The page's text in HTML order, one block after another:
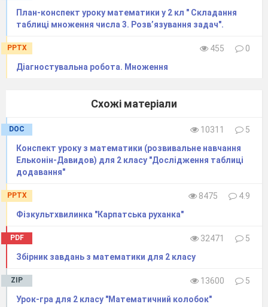
множення й
ділення. Назви
11.03.2024
71
робота №6.
13.03.2024
«Множення й
ділення».
73
Тема 6.Табличне
101 - 102
74
дій.
20.03.2024
План-конспект уроку математики у 2 кл " Складання
таблиці множення числа 3. Розв’язування задач".
PPTX 455
0
Діагностувальна робота. Множення
Схожі матеріали
DOC 10311
5
Конспект уроку з математики (розвивальне навчання
Ельконін-Давидов) для 2 класу "Дослідження таблиці
додавання"
PPTX 8475
4.9
Фізкультхвилинка "Карпатська руханка"
PDF 32471
5
Збірник завдань з математики для 2 класу
ZIP 13600
5
Урок-гра для 2 класу "Математичний колобок"